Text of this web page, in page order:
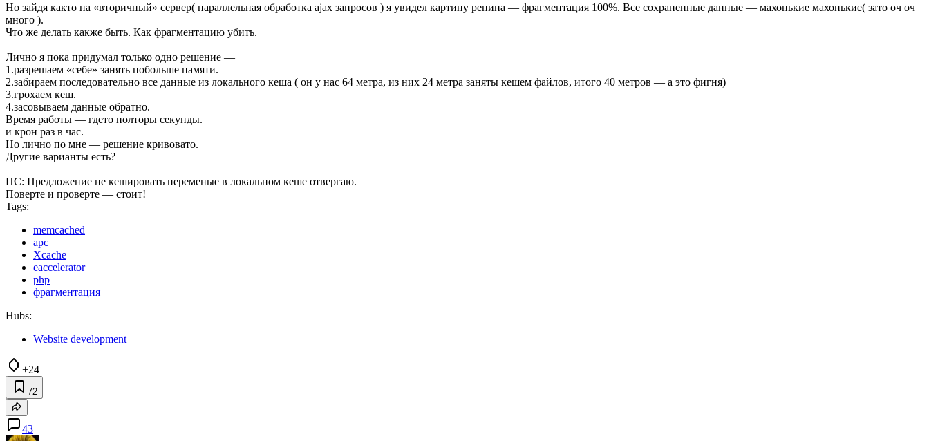
Но зайдя както на «вторичный» сервер( параллельная обработка ajax запросов ) я увидел картину репина — фрагментация 100%. Все сохраненные данные — махонькие махонькие( зато оч оч
много ).
Что же делать какже быть. Как фрагментацию убить.
Лично я пока придумал только одно решение —
1.разрешаем «себе» занять побольше памяти.
2.забираем последовательно все данные из локального кеша ( он у нас 64 метра, из них 24 метра заняты кешем файлов, итого 40 метров — а это фигня)
3.грохаем кеш.
4.засовываем данные обратно.
Время работы — гдето полторы секунды.
и крон раз в час.
Но лично по мне — решение кривовато.
Другие варианты есть?
ПС: Предложение не кешировать переменые в локальном кеше отвергаю.
Поверте и проверте — стоит!
Tags:
memcached
apc
Xcache
eaccelerator
php
фрагментация
Hubs:
Website development
+24
72
43